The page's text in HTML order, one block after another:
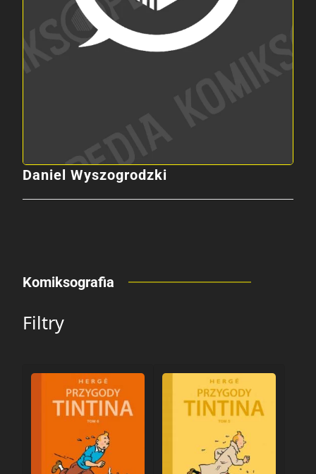
Daniel Wyszogrodzki
Komiksografia
Filtry